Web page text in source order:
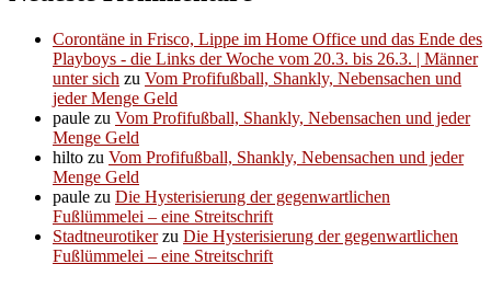
Corontäne in Frisco, Lippe im Home Office und das Ende des
Playboys - die Links der Woche vom 20.3. bis 26.3. | Männer
unter sich zu Vom Profifußball, Shankly, Nebensachen und
jeder Menge Geld
paule zu Vom Profifußball, Shankly, Nebensachen und jeder
Menge Geld
hilto zu Vom Profifußball, Shankly, Nebensachen und jeder
Menge Geld
paule zu Die Hysterisierung der gegenwartlichen
Fußlümmelei – eine Streitschrift
Stadtneurotikerzu Die Hysterisierung der gegenwartlichen
Fußlümmelei – eine Streitschrift